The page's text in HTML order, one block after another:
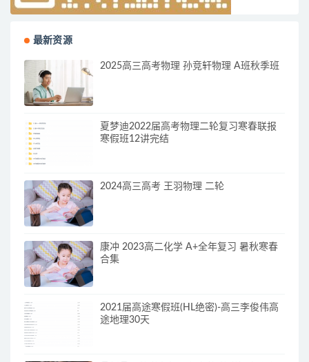
最新资源
2025高三高考物理 孙竞轩物理 A班秋季班
夏梦迪2022届高考物理二轮复习寒春联报
寒假班12讲完结
2024高三高考 王羽物理 二轮
康冲 2023高二化学 A+全年复习 暑秋寒春
合集
2021届高途寒假班(HL绝密)-高三李俊伟高
途地理30天